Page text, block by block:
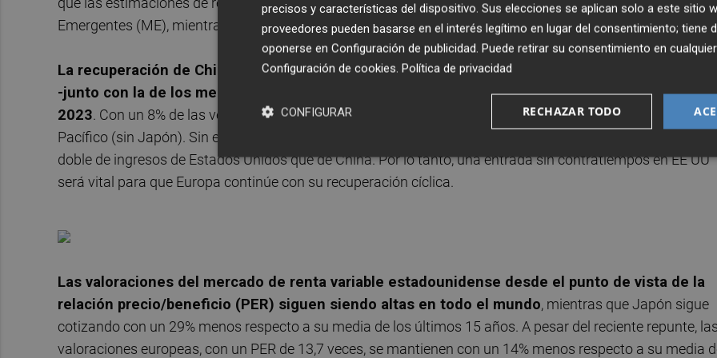
Emergentes (ME), mientras que EE UU y Europa están a punto de registrar nuevas caídas de los
La recuperación de China sigue siendo el factor determinante que podría permitir a su
-junto con la de los mercados emergentes y Japón- superar a la renta variable mundial en el
2023. Con un 8% de las ventas, Europa tiene la segunda exposición más elevada a China después de Asia
Pacífico (sin Japón). Sin embargo, es importante tener en cuenta que las empresas europeas obtienen el
doble de ingresos de Estados Unidos que de China. Por lo tanto, una entrada sin contratiempos en EE UU
será vital para que Europa continúe con su recuperación cíclica.
Las valoraciones del mercado de renta variable estadounidense desde el punto de vista de la
relación precio/beneficio (PER) siguen siendo altas en todo el mundo, mientras que Japón sigue
cotizando con un 29% menos respecto a su media de los últimos 15 años. A pesar del reciente repunte, las
valoraciones europeas, con un PER de 13,7 veces, se mantienen con un 14% menos respecto a su media
precisos y características del dispositivo. Sus elecciones se aplican solo a este sitio
proveedores pueden basarse en el interés legítimo en lugar del consentimiento; tiene
oponerse en Configuración de publicidad. Puede retirar su consentimiento en
Configuración de cookies. Política de privacidad
RECHAZAR TODO
CONFIGURAR